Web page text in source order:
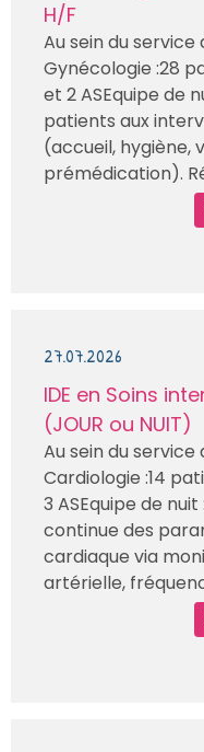
H/F
Au sein du
Gynécologie :28
et 2 ASEquipe de
patients aux
(accueil, hygiène,
prémédication).
27.07.2026
IDE en Soins
(JOUR ou NUIT)
Au sein du service
Cardiologie :14
3 ASEquipe de nuit
continue des
cardiaque via
artérielle,